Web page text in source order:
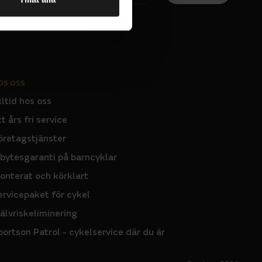
OSS
hos oss
års fri service
på barncyklar
och körklart
för cykel
Patrol - cykelservice där du är